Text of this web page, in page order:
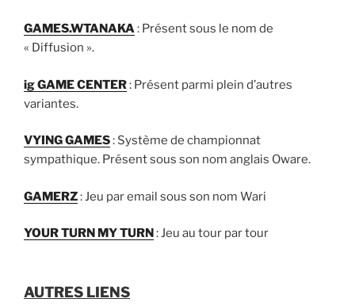
GAMES.WTANAKA: Présent sous le nom de
« Diffusion ».
ig GAME CENTER: Présent parmi plein d’autres
variantes.
VYING GAMES: Système de championnat
sympathique. Présent sous son nom anglais Oware.
GAMERZ: Jeu par email sous son nom Wari
YOUR TURN MY TURN: Jeu au tour par tour
AUTRES LIENS